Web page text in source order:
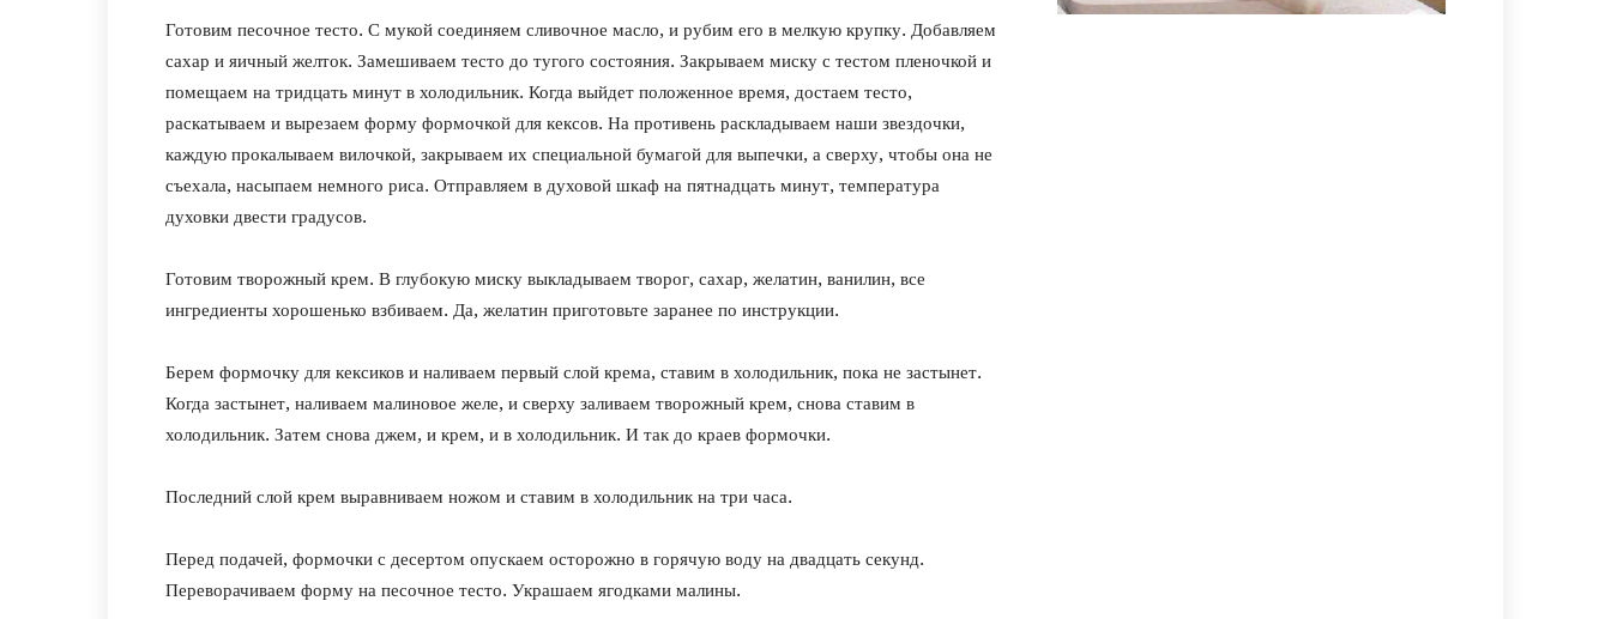
Готовим песочное тесто. С мукой соединяем сливочное масло, и рубим его в мелкую крупку. Добавляем
сахар и яичный желток. Замешиваем тесто до тугого состояния. Закрываем миску с тестом пленочкой и
помещаем на тридцать минут в холодильник. Когда выйдет положенное время, достаем тесто,
раскатываем и вырезаем форму формочкой для кексов. На противень раскладываем наши звездочки,
каждую прокалываем вилочкой, закрываем их специальной бумагой для выпечки, а сверху, чтобы она не
съехала, насыпаем немного риса. Отправляем в духовой шкаф на пятнадцать минут, температура
духовки двести градусов.
Готовим творожный крем. В глубокую миску выкладываем творог, сахар, желатин, ванилин, все
ингредиенты хорошенько взбиваем. Да, желатин приготовьте заранее по инструкции.
Берем формочку для кексиков и наливаем первый слой крема, ставим в холодильник, пока не застынет.
Когда застынет, наливаем малиновое желе, и сверху заливаем творожный крем, снова ставим в
холодильник. Затем снова джем, и крем, и в холодильник. И так до краев формочки.
Последний слой крем выравниваем ножом и ставим в холодильник на три часа.
Перед подачей, формочки с десертом опускаем осторожно в горячую воду на двадцать секунд.
Переворачиваем форму на песочное тесто. Украшаем ягодками малины.